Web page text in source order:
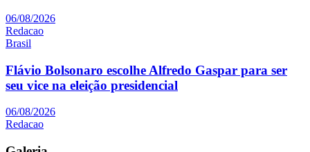
06/08/2026
Redacao
Brasil
Flávio Bolsonaro escolhe Alfredo Gaspar para ser
seu vice na eleição presidencial
06/08/2026
Redacao